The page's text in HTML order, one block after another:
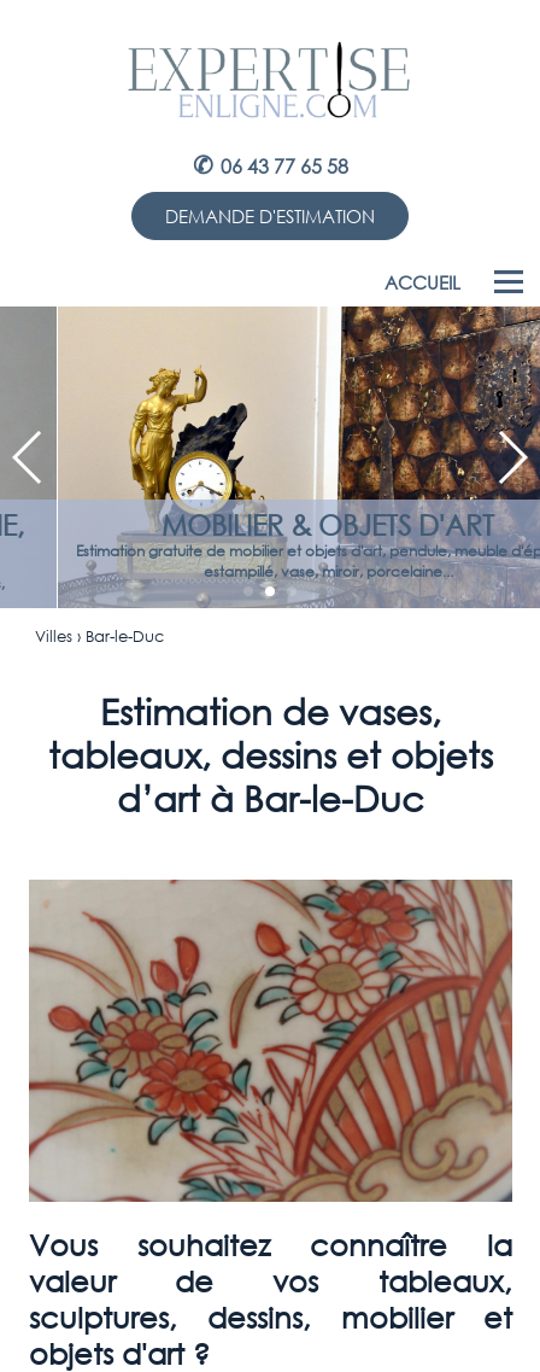
✆ 06 43 77 65 58
DEMANDE D'ESTIMATION
ACCUEIL
MOBILIER & OBJETS D'ART
Estimation gratuite de mobilier et objets d'art, pendule, meuble d'époque
estampillé, vase, miroir, porcelaine...
Villes› Bar-le-Duc
Estimation de vases,
tableaux, dessins et objets
d’art à Bar-le-Duc
Vous souhaitez connaître la
valeur de vos tableaux,
sculptures, dessins, mobilier et
objets d'art ?